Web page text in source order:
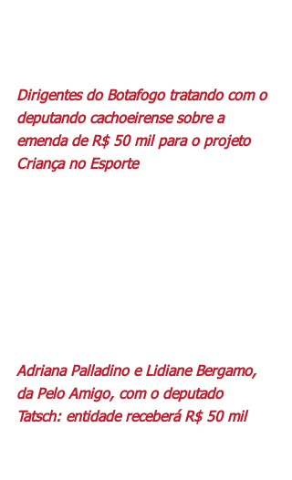
Dirigentes do Botafogo tratando com o
deputando cachoeirense sobre a
emenda de R$ 50 mil para o projeto
Criança no Esporte
Adriana Palladino e Lidiane Bergamo,
da Pelo Amigo, com o deputado
Tatsch: entidade receberá R$ 50 mil